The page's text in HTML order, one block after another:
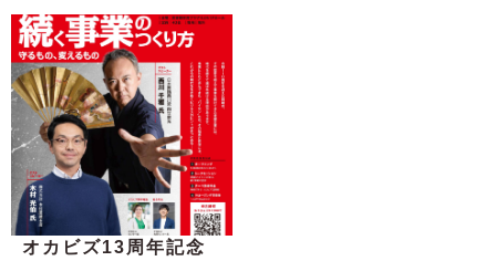
オカビズ13周年記念